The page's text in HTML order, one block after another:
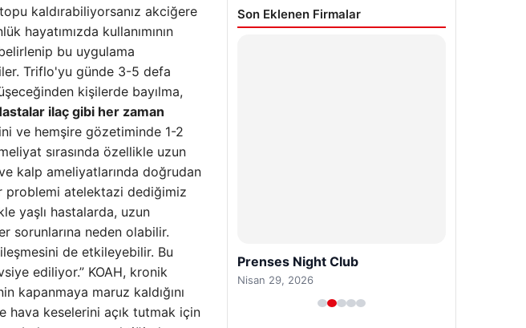
kaldırabiliyorsanız akciğere
hayatımızda kullanımının
bu uygulama
Triflo'yu günde 3-5 defa
kişilerde bayılma,
ilaç gibi her zaman
ve hemşire gözetiminde 1-2
sırasında özellikle uzun
kalp ameliyatlarında doğrudan
problemi atelektazi dediğimiz
yaşlı hastalarda, uzun
sorunlarına neden olabilir.
de etkileyebilir. Bu
ediliyor.” KOAH, kronik
kapanmaya maruz kaldığını
hava keselerini açık tutmak için
Son Eklenen Firmalar
Prenses Night Club
Nisan 29, 2026